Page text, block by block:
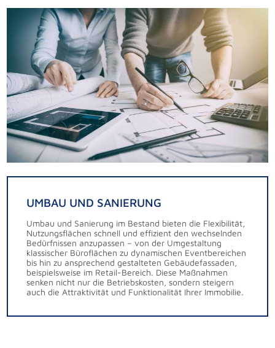
UMBAU UND SANIERUNG
Umbau und Sanierung im Bestand bieten die Flexibilität,
Nutzungsflächen schnell und effizient den wechselnden
Bedürfnissen anzupassen – von der Umgestaltung
klassischer Büroflächen zu dynamischen Eventbereichen
bis hin zu ansprechend gestalteten Gebäudefassaden,
beispielsweise im Retail-Bereich. Diese Maßnahmen
senken nicht nur die Betriebskosten, sondern steigern
auch die Attraktivität und Funktionalität Ihrer Immobilie.